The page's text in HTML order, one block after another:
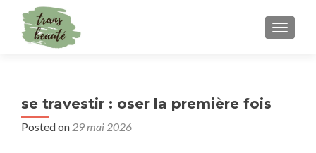
se travestir : oser la première fois
Posted on 29 mai 2026